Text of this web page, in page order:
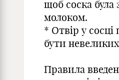
щоб соска була
молоком.
* Отвір у сосці
бути
Правила